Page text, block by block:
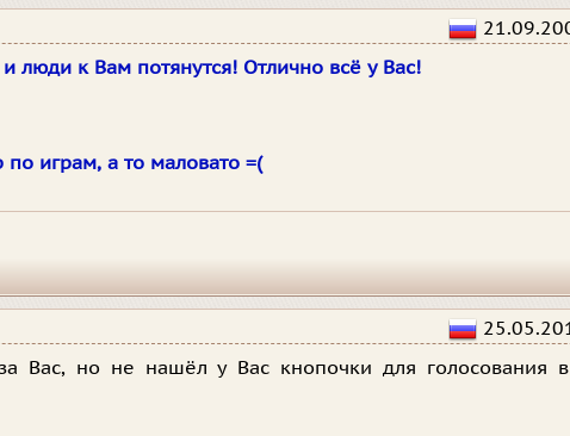
люди к Вам потянутся! Отлично всё у Вас!
играм, а то маловато =(
за Вас, но не нашёл у Вас кнопочки для голосования в